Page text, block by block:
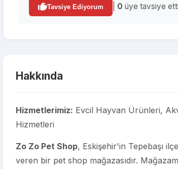
Tavsiye Ediyorum 0 üye tavsiye
Hakkında
Hizmetlerimiz: Evcil Hayvan Ürünleri,
Hizmetleri
Zo Zo Pet Shop, Eskişehir'in Tepebaşı
veren bir pet shop mağazasıdır.